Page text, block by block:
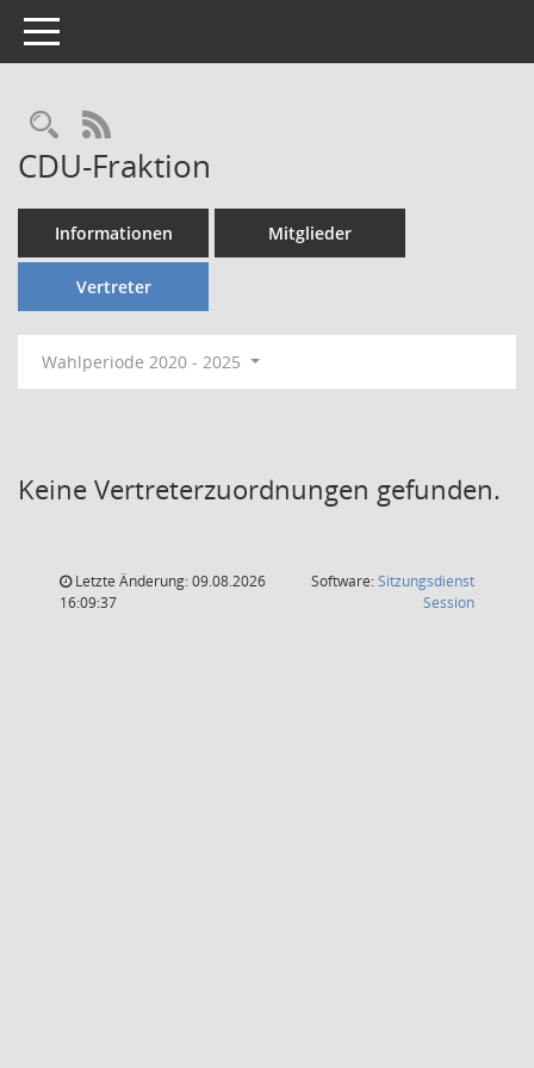
Toggle navigation
Rechercheauswahl
RSS-Feed
CDU-Fraktion
Informationen Mitglieder
Vertreter
Wahlperiode 2020 - 2025
Keine Vertreterzuordnungen gefunden.
Letzte Änderung: 09.08.2026
16:09:37
Software:Sitzungsdienst
Session(Wird in